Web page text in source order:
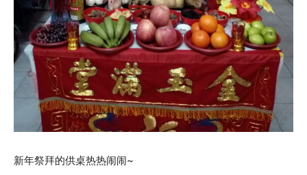
新年祭拜的供桌热热闹闹~